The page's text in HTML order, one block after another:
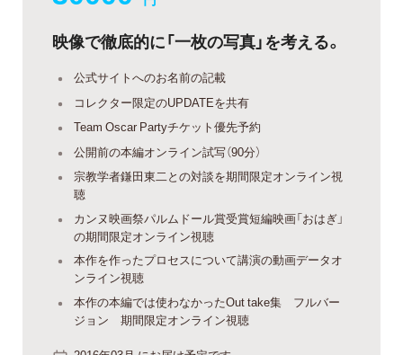
映像で徹底的に「一枚の写真」を考える。
公式サイトへのお名前の記載
コレクター限定のUPDATEを共有
Team Oscar Partyチケット優先予約
公開前の本編オンライン試写（90分）
宗教学者鎌田東二との対談を期間限定オンライン視
聴
カンヌ映画祭パルムドール賞受賞短編映画「おはぎ」
の期間限定オンライン視聴
本作を作ったプロセスについて講演の動画データオ
ンライン視聴
本作の本編では使わなかったOut take集 フルバー
ジョン 期間限定オンライン視聴